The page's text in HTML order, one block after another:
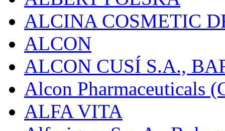
ALCINA COSMETIC
ALCON
ALCON CUSÍ S.A.,
Alcon Pharmaceuticals
ALFA VITA